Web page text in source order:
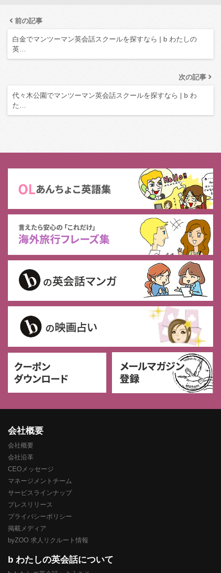
前の記事
白金でマンツーマン英会話スクールを探すなら | b わたしの
英…
次の記事
代々木公園でマンツーマン英会話スクールを探すなら | b わ
た…
会社概要
会社概要
会社沿革
CEOメッセージ
マネージメントチーム
サービスラインナップ
プレスリリース
プライバシーポリシー
掲載メディア
byZOO 求人リクルート情報
b わたしの英会話について